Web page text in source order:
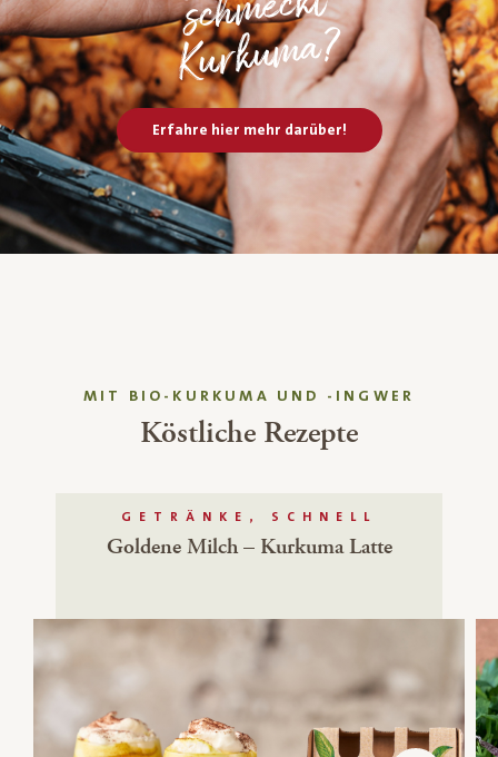
?
Erfahre hier mehr darüber!
MIT BIO-KURKUMA UND -INGWER
Köstliche Rezepte
GETRÄNKE, SCHNELL
Goldene Milch – Kurkuma Latte